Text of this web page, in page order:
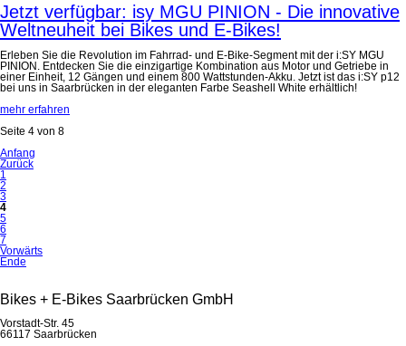
Jetzt verfügbar: isy MGU PINION - Die innovative
Weltneuheit bei Bikes und E-Bikes!
Erleben Sie die Revolution im Fahrrad- und E-Bike-Segment mit der i:SY MGU
PINION. Entdecken Sie die einzigartige Kombination aus Motor und Getriebe in
einer Einheit, 12 Gängen und einem 800 Wattstunden-Akku. Jetzt ist das i:SY p12
bei uns in Saarbrücken in der eleganten Farbe Seashell White erhältlich!
mehr erfahren
Seite 4 von 8
Anfang
Zurück
1
2
3
4
5
6
7
Vorwärts
Ende
Bikes + E-Bikes Saarbrücken GmbH
Vorstadt-Str. 45
66117 Saarbrücken